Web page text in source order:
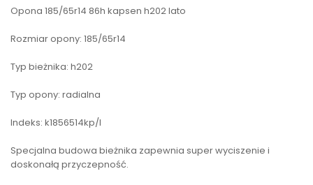
Opona 185/65r14 86h kapsen h202 lato
Rozmiar opony: 185/65r14
Typ bieżnika: h202
Typ opony: radialna
Indeks: k1856514kp/l
Specjalna budowa bieżnika zapewnia super wyciszenie i
doskonałą przyczepność.